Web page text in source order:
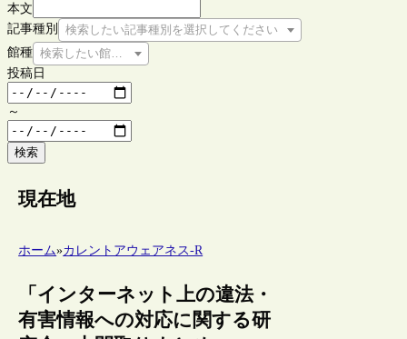
本文
記事種別
検索したい記事種別を選択してください
館種 検索したい館種を選択してください
投稿日
～
検索
現在地
ホーム»カレントアウェアネス-R
「インターネット上の違法・
有害情報への対応に関する研